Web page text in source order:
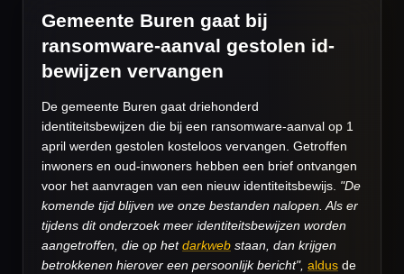
Gemeente Buren gaat bij
ransomware-aanval gestolen id-
bewijzen vervangen
De gemeente Buren gaat driehonderd
identiteitsbewijzen die bij een ransomware-aanval op 1
april werden gestolen kosteloos vervangen. Getroffen
inwoners en oud-inwoners hebben een brief ontvangen
voor het aanvragen van een nieuw identiteitsbewijs. "De
komende tijd blijven we onze bestanden nalopen. Als er
tijdens dit onderzoek meer identiteitsbewijzen worden
aangetroffen, die op hetdarkweb staan, dan krijgen
betrokkenen hierover een persoonlijk bericht", aldus de